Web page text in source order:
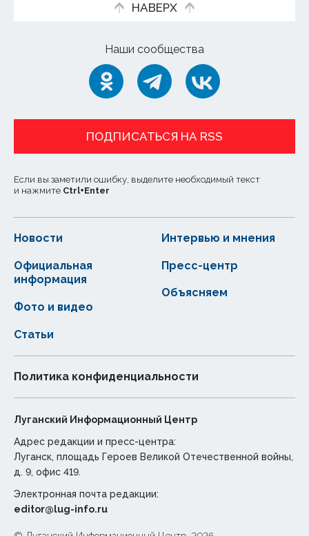
НАВЕРХ
Наши сообщества
ПОДПИСАТЬСЯ НА RSS
Если вы заметили ошибку, выделите необходимый текст
и нажмите Ctrl+Enter
Новости
Статьи
Официальная
информация
Интервью и мнения
Фото и видео
Пресс-центр
Объясняем
Политика конфиденциальности
Луганский Информационный Центр
Адрес редакции и пресс-центра:
Луганск, площадь Героев Великой Отечественной войны,
д. 9, офис 419.
Электронная почта редакции:
editor@lug-info.ru